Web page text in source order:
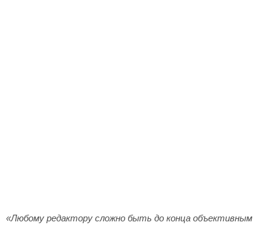
«Любому редактору сложно быть до конца объективным